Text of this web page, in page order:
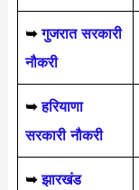
➥ गुजरात सरकारी
नौकरी
➥हरियाणा
सरकारी नौकरी
➥ झारखंड